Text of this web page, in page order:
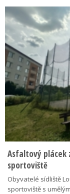
Asfaltový plácek
sportoviště
Obyvatelé sídliště
sportoviště s